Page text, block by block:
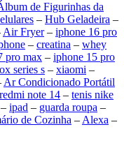
de Figurinhas da
– Hub Geladeira –
Air Fryer– iphone 16 pro
– creatina – whey
pro max – iphone 15 pro
series s – xiaomi –
Ar Condicionado Portátil
redmi note 14 – tenis nike
ipad – guarda roupa –
de Cozinha – Alexa –